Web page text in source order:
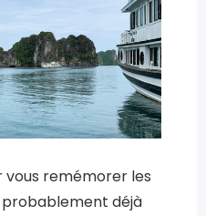
vous remémorer les
probablement déjà